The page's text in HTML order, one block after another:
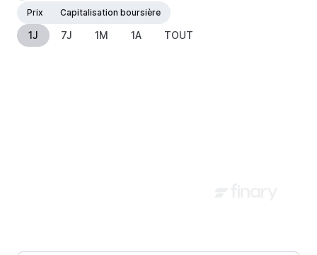
Prix
Capitalisation boursière
1J 7J 1M 1A TOUT